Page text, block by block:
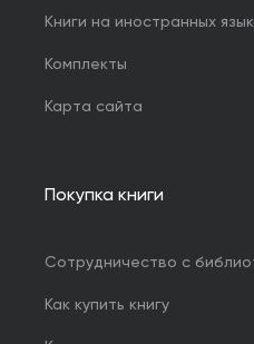
Книги на иностранных
Комплекты
Карта сайта
Покупка книги
Сотрудничество с
Как купить книгу